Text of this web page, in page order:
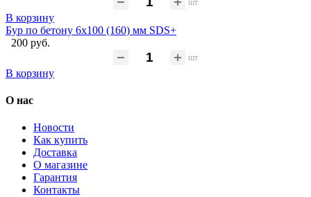
В корзину
Бур по бетону 6x100 (160) мм SDS+
200 руб.
шт
В корзину
О нас
Новости
Как купить
Доставка
О магазине
Гарантия
Контакты